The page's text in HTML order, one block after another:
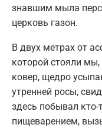
знавшим мыла
церковь газон.
В двух метрах от
которой стояли
ковер, щедро
утренней росы,
здесь побывал
пищеварением,